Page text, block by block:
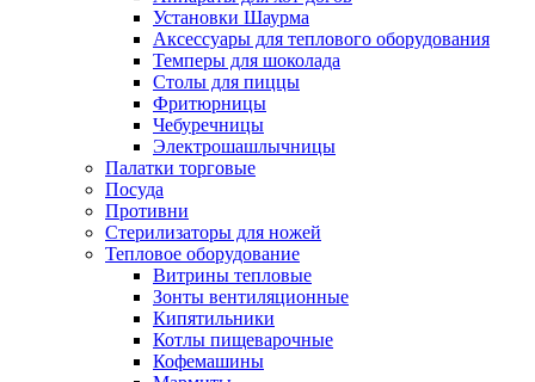
Установки Шаурма
Аксессуары для теплового оборудования
Темперы для шоколада
Столы для пиццы
Фритюрницы
Чебуречницы
Электрошашлычницы
Палатки торговые
Посуда
Противни
Стерилизаторы для ножей
Тепловое оборудование
Витрины тепловые
Зонты вентиляционные
Кипятильники
Котлы пищеварочные
Кофемашины